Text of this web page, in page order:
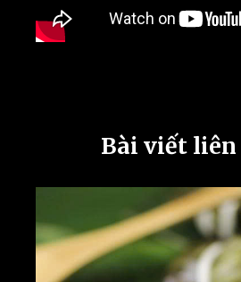
Bài viết liên